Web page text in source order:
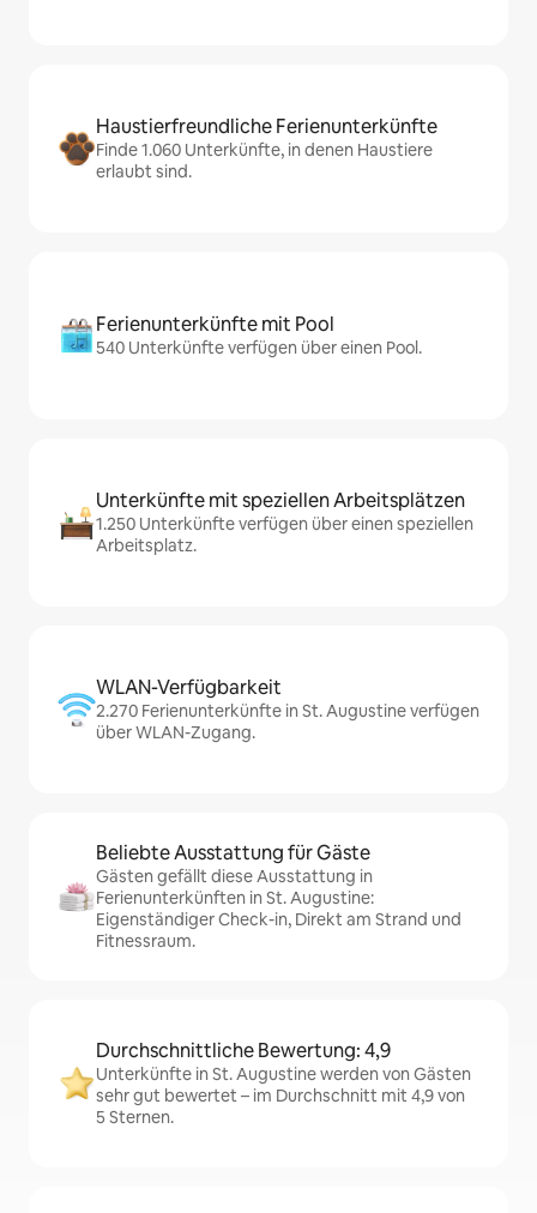
Haustierfreundliche Ferienunterkünfte
Finde 1.060 Unterkünfte, in denen Haustiere
erlaubt sind.
Ferienunterkünfte mit Pool
540 Unterkünfte verfügen über einen Pool.
Unterkünfte mit speziellen Arbeitsplätzen
1.250 Unterkünfte verfügen über einen speziellen
Arbeitsplatz.
WLAN-Verfügbarkeit
2.270 Ferienunterkünfte in St. Augustine verfügen
über WLAN-Zugang.
Beliebte Ausstattung für Gäste
Gästen gefällt diese Ausstattung in
Ferienunterkünften in St. Augustine:
Eigenständiger Check-in, Direkt am Strand und
Fitnessraum.
Durchschnittliche Bewertung: 4,9
Unterkünfte in St. Augustine werden von Gästen
sehr gut bewertet – im Durchschnitt mit 4,9 von
5 Sternen.